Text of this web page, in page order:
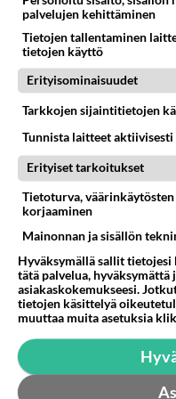
taksilain, kiky-
Onnistuneesti
kaupoista
romahdussotkun,
riski, josta Sipilän
Kyllä Marinin hoiti
sosiaaliturvaa ei
kasvu oli
oikeistohallitus
ja työttömyysturvaa
pienentämällä
verovähennykset
resurssien
miinusmerkkistä
Leikkausten lisäksi
ulkomaan velkaa
palvelujen kehittäminen
Tietojen tallentaminen
tietojen käyttö
Erityisominaisuudet
Tarkkojen sijaintitietojen
Tunnista laitteet
Erityiset tarkoitukset
Tietoturva,
korjaaminen
Mainonnan ja sisällön
Hyväksymällä sallit tietojesi
tätä palvelua,
asiakaskokemukseesi.
tietojen käsittelyä
muuttaa muita asetuksia